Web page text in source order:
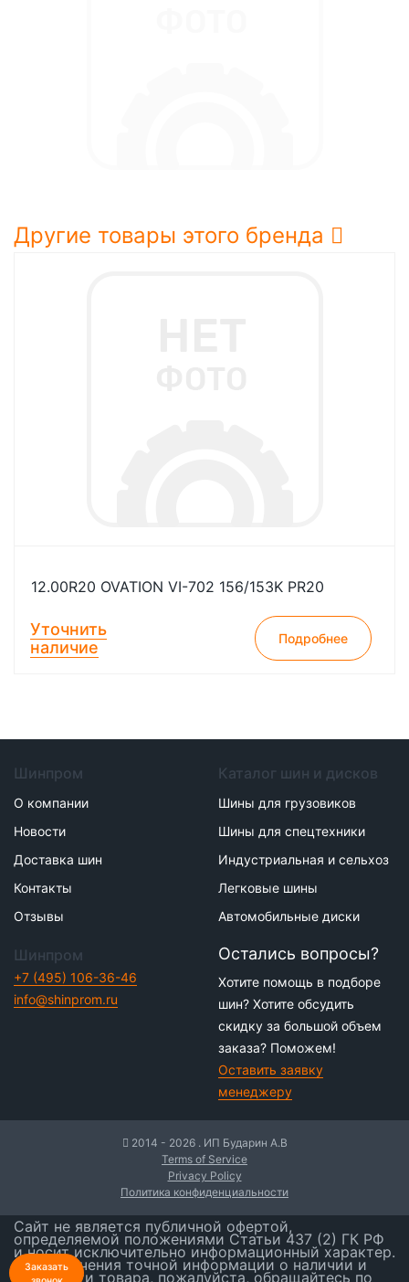
Заказать
Другие товары этого бренда
12.00R20 OVATION VI-702 156/153K PR20
Уточнить
наличие
Подробнее
Шинпром
О компании
Новости
Доставка шин
Контакты
Отзывы
Каталог шин и дисков
Шины для грузовиков
Шины для спецтехники
Индустриальная и сельхоз
Легковые шины
Автомобильные диски
Шинпром
+7 (495) 106-36-46
info@shinprom.ru
Остались вопросы?
Хотите помощь в подборе
шин? Хотите обсудить
скидку за большой объем
заказа? Поможем!
Оставить заявку
менеджеру
2014 - 2026 . ИП Бударин А.В
Terms of Service
Privacy Policy
Политика конфиденциальности
Сайт не является публичной офертой,
определяемой положениями Статьи 437 (2) ГК РФ
и носит исключительно информационный характер.
Для получения точной информации о наличии и
стоимости товара, пожалуйста, обращайтесь по